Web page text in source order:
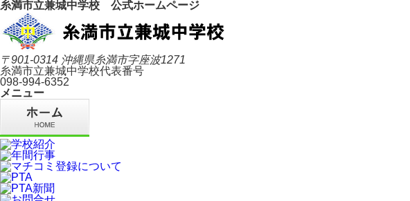
糸満市立兼城中学校 公式ホームページ
〒901-0314 沖縄県糸満市字座波1271
糸満市立兼城中学校代表番号
098-994-6352
メニュー